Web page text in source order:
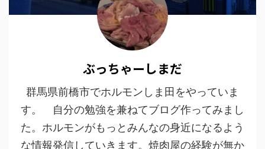
ぶっちゃーしまだ
群馬県前橋市でホルモンしま田をやっていま
す。 自分の勉強を兼ねてブログ作ってみまし
た。ホルモンがもっとみんなの身近になるよう
な情報発信していきます。焼肉屋の経験が無か